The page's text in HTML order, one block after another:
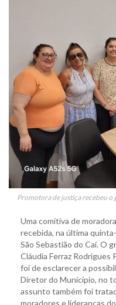
Promotora de justiça recebeu
Uma comitiva de
recebida, na última
São Sebastião do Caí. O
Cláudia Ferraz
foi de esclarecer a
Diretor do Munícipio, no
assunto também foi
moradores e lideranças